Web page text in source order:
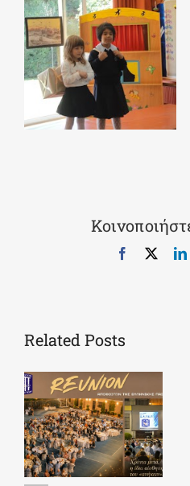
Facebook
Related Posts